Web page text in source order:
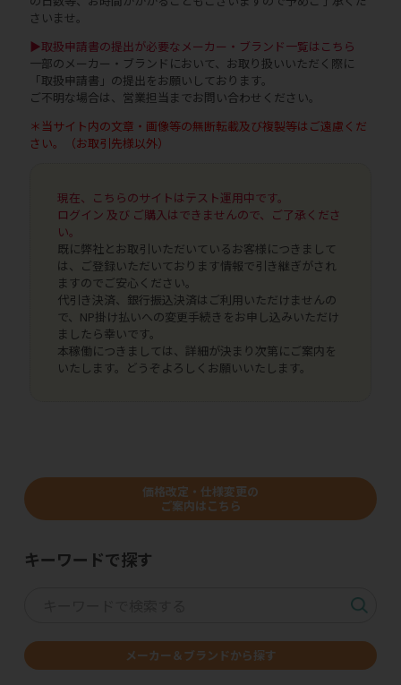
さいませ。
▶取扱申請書の提出が必要なメーカー・ブランド一覧はこちら
一部のメーカー・ブランドにおいて、お取り扱いいただく際に
「取扱申請書」の提出をお願いしております。
ご不明な場合は、営業担当までお問い合わせください。
＊当サイト内の文章・画像等の無断転載及び複製等はご遠慮くだ
さい。（お取引先様以外）
現在、こちらのサイトはテスト運用中です。
ログイン 及び ご購入はできませんので、ご了承くださ
い。
既に弊社とお取引いただいているお客様につきまして
は、ご登録いただいております情報で引き継ぎがされ
ますのでご安心ください。
代引き決済、銀行振込決済はご利用いただけませんの
で、NP掛け払いへの変更手続きをお申し込みいただけ
ましたら幸いです。
本稼働につきましては、詳細が決まり次第にご案内を
いたします。どうぞよろしくお願いいたします。
価格改定・仕様変更の
ご案内はこちら
キーワードで探す
メーカー＆ブランドから探す